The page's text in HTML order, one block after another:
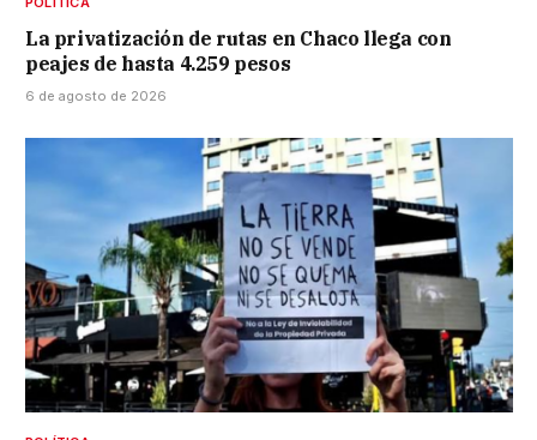
La privatización de rutas en Chaco llega con
peajes de hasta 4.259 pesos
6 de agosto de 2026